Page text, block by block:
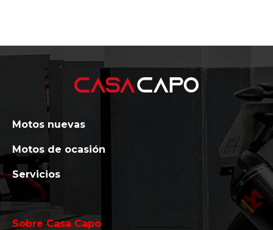
Motos nuevas
Motos de ocasión
Servicios
Sobre Casa Capo